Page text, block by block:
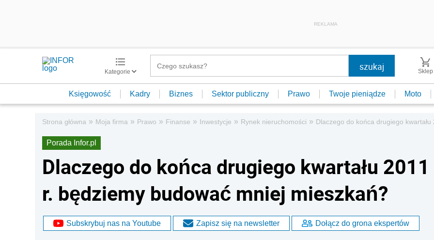
REKLAMA
Kategorie Sklep
Księgowość Kadry Biznes Sektor publiczny Prawo Twoje pieniądze Moto
Strona główna » Moja firma » Prawo » Finanse » Inwestycje » Rynek nieruchomości » Dlaczego do końca drugiego
Porada Infor.pl
Dlaczego do końca drugiego kwartału 2011
r. będziemy budować mniej mieszkań?
Subskrybuj nas na Youtube Zapisz się na newsletter Dołącz do grona ekspertów